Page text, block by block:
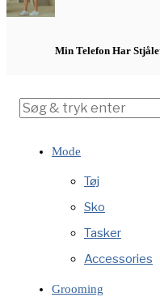
Min Telefon Har
Mode
Tøj
Sko
Tasker
Accessories
Grooming